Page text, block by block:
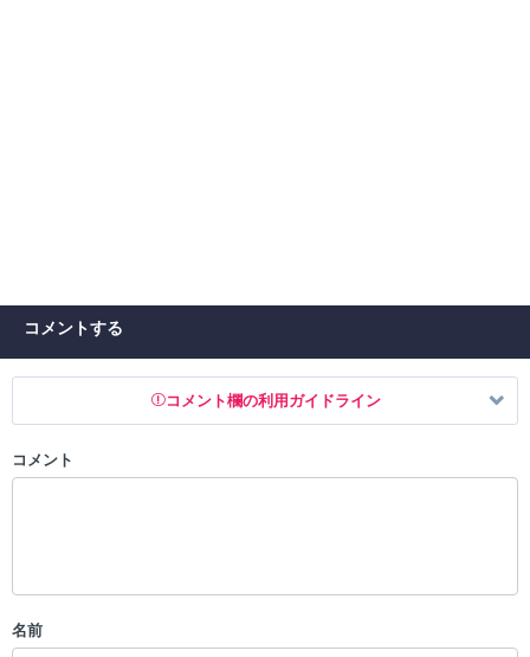
コメントする
コメント欄の利用ガイドライン
以下の書き込みを禁止とし、場合によってはコメント削除や書き込み制
・一度削除された投稿を再び投稿すること
コメント
名前